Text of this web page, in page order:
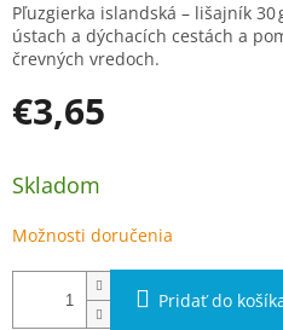
€3,65
Skladom
Možnosti doručenia
Pridať do
Pľuzgierka islandská – lišajník
ústach a dýchacích cestách a
črevných vredoch.